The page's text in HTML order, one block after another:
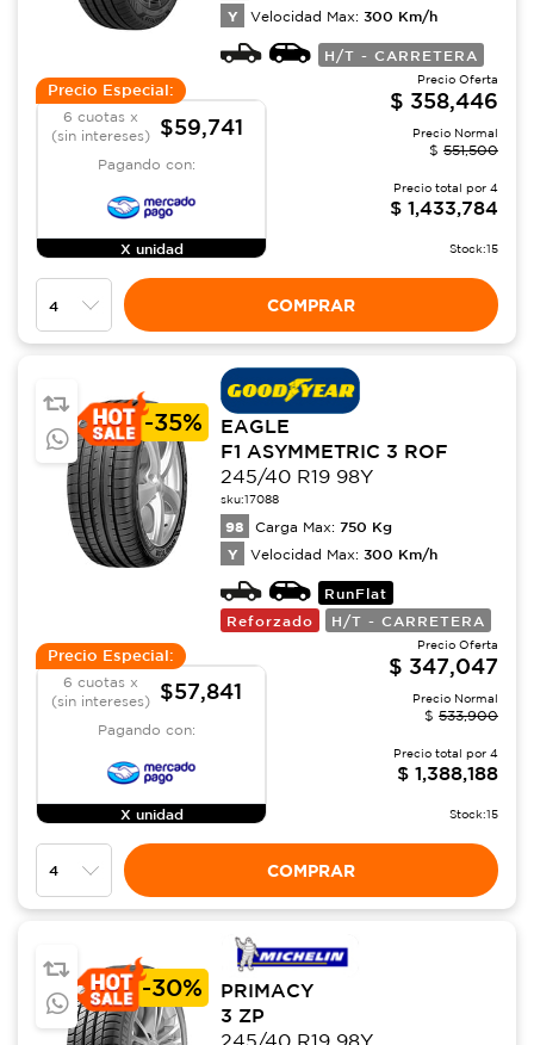
Y Velocidad Max: 300 Km/h
H/T - CARRETERA
Precio Especial:
6 cuotas x
(sin intereses)
$59,741
Pagando con:
X unidad
Precio Oferta
$ 358,446
Precio Normal
$ 551,500
Precio total por 4
$ 1,433,784
Stock:15
COMPRAR
-35%
EAGLE
F1 ASYMMETRIC 3 ROF
245/40 R19 98Y
sku:17088
98 Carga Max: 750 Kg
Y Velocidad Max: 300 Km/h
RunFlat
Reforzado
H/T - CARRETERA
Precio Especial:
6 cuotas x
(sin intereses)
$57,841
Pagando con:
X unidad
Precio Oferta
$ 347,047
Precio Normal
$ 533,900
Precio total por 4
$ 1,388,188
Stock:15
COMPRAR
-30%
PRIMACY
3 ZP
245/40 R19 98Y